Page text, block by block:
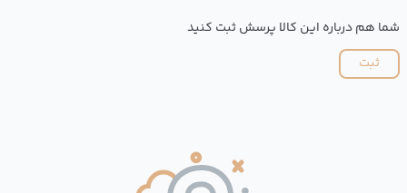
شما هم درباره این کالا پرسش ثبت کنید
ثبت